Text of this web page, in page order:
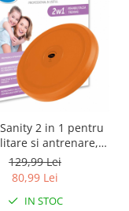
2 in 1 pentru
si antrenare,
anti-alunecare,
maxima 260 kg,
35 cm, Portocaliu
129,99 Lei
80,99 Lei
IN STOC